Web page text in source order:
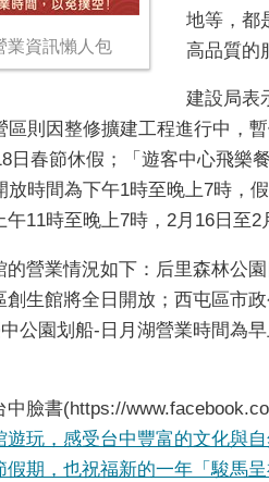
業資訊懶人包
地等，都
高品質的
建設局表
區則因整修擴建工程進行中，
日春節休假；「遊客中心飛樂
時間為下午1時至晚上7時，
11時至晚上7時，2月16日至2
營業情況如下：后里森林公
生館將全日開放；西屯區市
公園划船-日月湖營業時間為
中臉書(https://
玩，感受台中豐富的文化與
期，也祝福新的一年「駿馬呈